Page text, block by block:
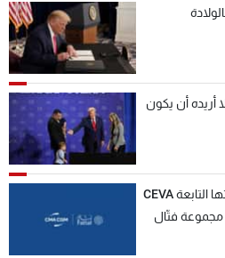
أريده أن يكون
مجموعة CMA CGM عبر شركتها التابعة CEVA